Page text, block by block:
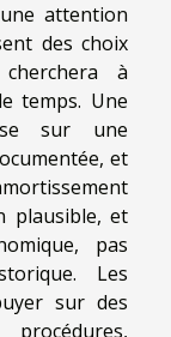
attention
des choix
à
temps. Une
sur une
et
plausible, et
pas
Les
sur des